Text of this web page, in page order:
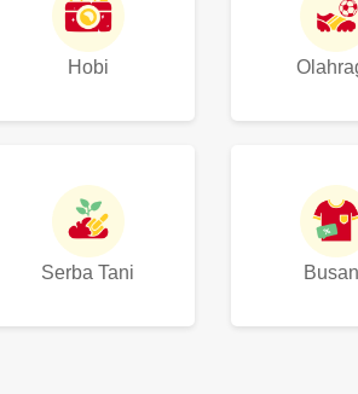
Hobi
Serba Tani